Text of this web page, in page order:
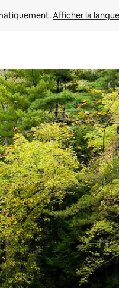
Afficher la
ou en appuyant et en